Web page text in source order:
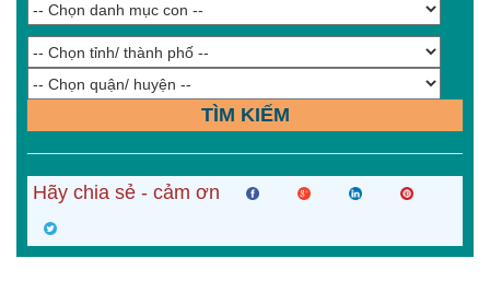
TÌM KIẾM
Hãy chia sẻ - cảm ơn